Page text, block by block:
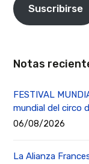
Suscribirse
Notas
FESTIVAL
mundial del circo
06/08/2026
La Alianza